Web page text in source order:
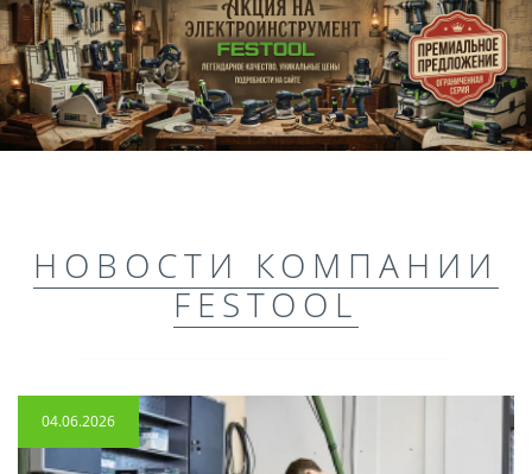
НОВОСТИ КОМПАНИИ
FESTOOL
04.06.2026